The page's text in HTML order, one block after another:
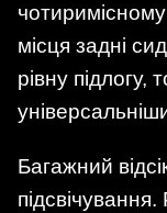
місця задні
рівну підлогу,
Багажний